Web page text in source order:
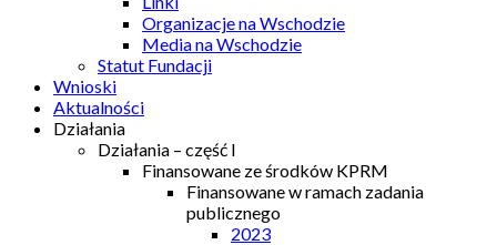
Organizacje na Wschodzie
Media na Wschodzie
Statut Fundacji
Wnioski
Aktualności
Działania
Działania – część I
Finansowane ze środków KPRM
Finansowane w ramach zadania
publicznego
2023